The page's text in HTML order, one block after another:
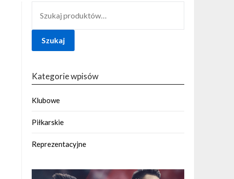
Szukaj
Kategorie wpisów
Klubowe
Piłkarskie
Reprezentacyjne